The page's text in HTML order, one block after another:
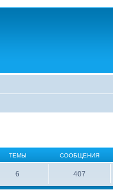
ТЕМЫ СООБЩЕНИЯ
6 407